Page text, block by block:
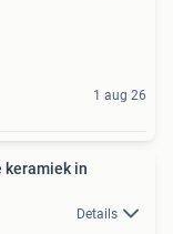
1 aug 26
keramiek in
Details